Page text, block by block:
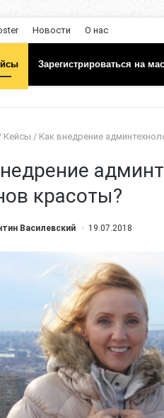
Новости О нас
Зарегистрироваться на
Кейсы / Как внедрение
красоты?
Василевский 19.07.2018